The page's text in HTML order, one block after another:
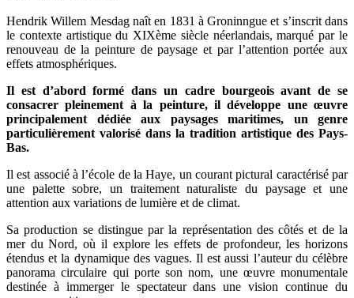
Hendrik Willem Mesdag naît en 1831 à Groninngue et s’inscrit dans
le contexte artistique du XIXème siècle néerlandais, marqué par le
renouveau de la peinture de paysage et par l’attention portée aux
effets atmosphériques.
Il est d’abord formé dans un cadre bourgeois avant de se
consacrer pleinement à la peinture, il développe une œuvre
principalement dédiée aux paysages maritimes, un genre
particulièrement valorisé dans la tradition artistique des Pays-
Bas.
Il est associé à l’école de la Haye, un courant pictural caractérisé par
une palette sobre, un traitement naturaliste du paysage et une
attention aux variations de lumière et de climat.
Sa production se distingue par la représentation des côtés et de la
mer du Nord, où il explore les effets de profondeur, les horizons
étendus et la dynamique des vagues. Il est aussi l’auteur du célèbre
panorama circulaire qui porte son nom, une œuvre monumentale
destinée à immerger le spectateur dans une vision continue du